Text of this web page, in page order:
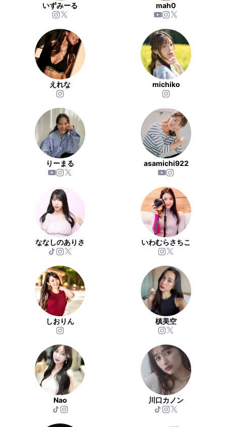
いずみーる mah0
えれな michiko
りーまる asamichi922
ななしのありさ いわむらさちこ
しおりん 槙美空
Nao 川口カノン